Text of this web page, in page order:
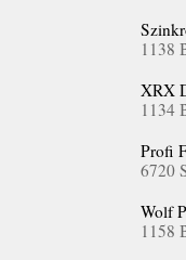
1138
XRX
1134
Profi
6720
Wolf
1158